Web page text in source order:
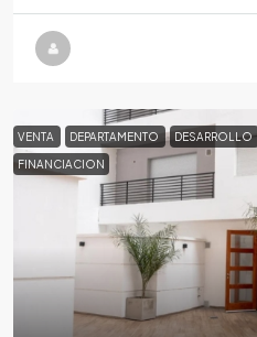
VENTA DEPARTAMENTO DESARROLLO
FINANCIACION